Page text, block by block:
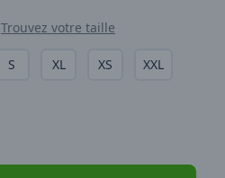
Trouvez votre taille
S XL XS XXL